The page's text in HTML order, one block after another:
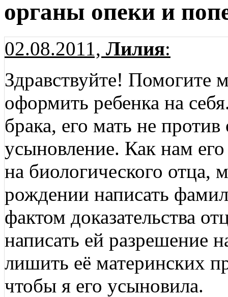
органы опеки и
02.08.2011, Лилия:
Здравствуйте! Помогите
оформить ребенка на
брака, его мать не
усыновление. Как нам
на биологического отца,
рождении написать
фактом доказательства
написать ей разрешение
лишить её материнских
чтобы я его усыновила.